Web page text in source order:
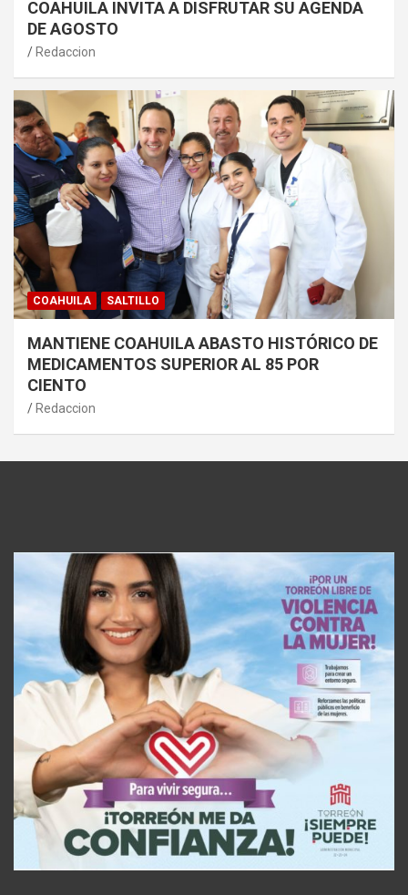
COAHUILA INVITA A DISFRUTAR SU AGENDA
DE AGOSTO
Redaccion
COAHUILA SALTILLO
MANTIENE COAHUILA ABASTO HISTÓRICO DE
MEDICAMENTOS SUPERIOR AL 85 POR
CIENTO
Redaccion